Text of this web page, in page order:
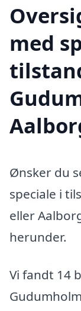
med
Ønsker du
speciale i
eller
herunder.
Vi fandt 14